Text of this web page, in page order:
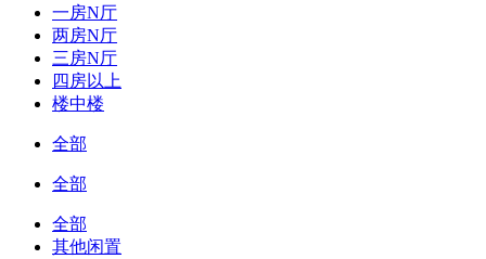
一房N厅
两房N厅
三房N厅
四房以上
楼中楼
全部
全部
全部
其他闲置